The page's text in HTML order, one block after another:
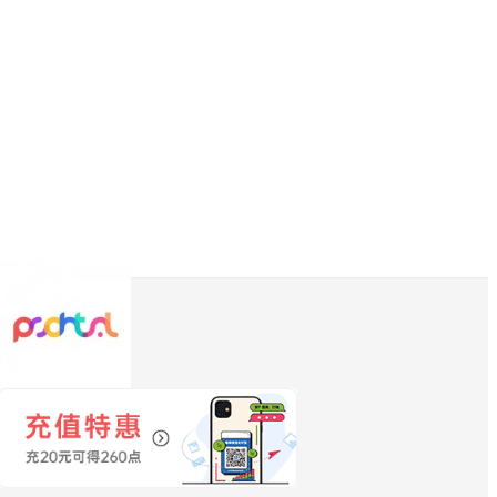
管理员
加关注 写私信